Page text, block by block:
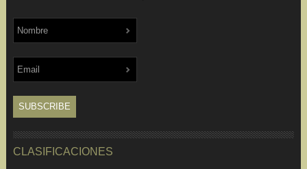
CLASIFICACIONES